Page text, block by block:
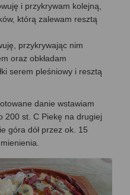
i przykrywam kolejną,
którą zalewam resztą
przykrywając nim
oraz obkładam
serem pleśniowy i resztą
danie wstawiam
200 st. C Piekę na drugiej
góra dół przez ok. 15